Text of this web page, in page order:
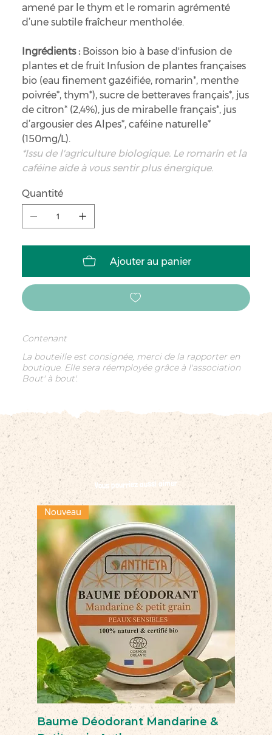
amené par le thym et le romarin agrémenté
d’une subtile fraîcheur mentholée.
Ingrédients : Boisson bio à base d'infusion de
plantes et de fruit Infusion de plantes françaises
bio (eau finement gazéifiée, romarin*, menthe
poivrée*, thym*), sucre de betteraves français*, jus
de citron* (2,4%), jus de mirabelle français*, jus
d’argousier des Alpes*, caféine naturelle*
(150mg/L).
*Issu de l'agriculture biologique. Le romarin et la
caféine aide à vous sentir plus énergique.
Quantité
Ajouter au panier
Contenant
La bouteille est consignée, merci de la rapporter en
boutique. Elle sera réemployée grâce à l'association
Bout' à bout'.
Vous pourriez aussi aimer
Nouveau
Baume Déodorant Mandarine &